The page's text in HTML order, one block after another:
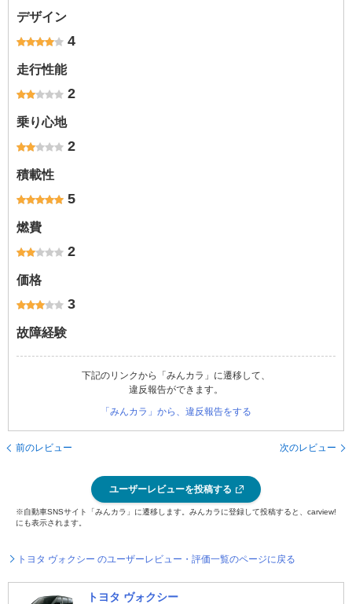
デザイン
4
走行性能
2
乗り心地
2
積載性
5
燃費
2
価格
3
故障経験
下記のリンクから「みんカラ」に遷移して、
違反報告ができます。
「みんカラ」から、違反報告をする
前のレビュー 次のレビュー
ユーザーレビューを投稿する
※自動車SNSサイト「みんカラ」に遷移します。みんカラに登録して投稿すると、carview!
にも表示されます。
トヨタ ヴォクシー のユーザーレビュー・評価一覧のページに戻る
トヨタ ヴォクシー